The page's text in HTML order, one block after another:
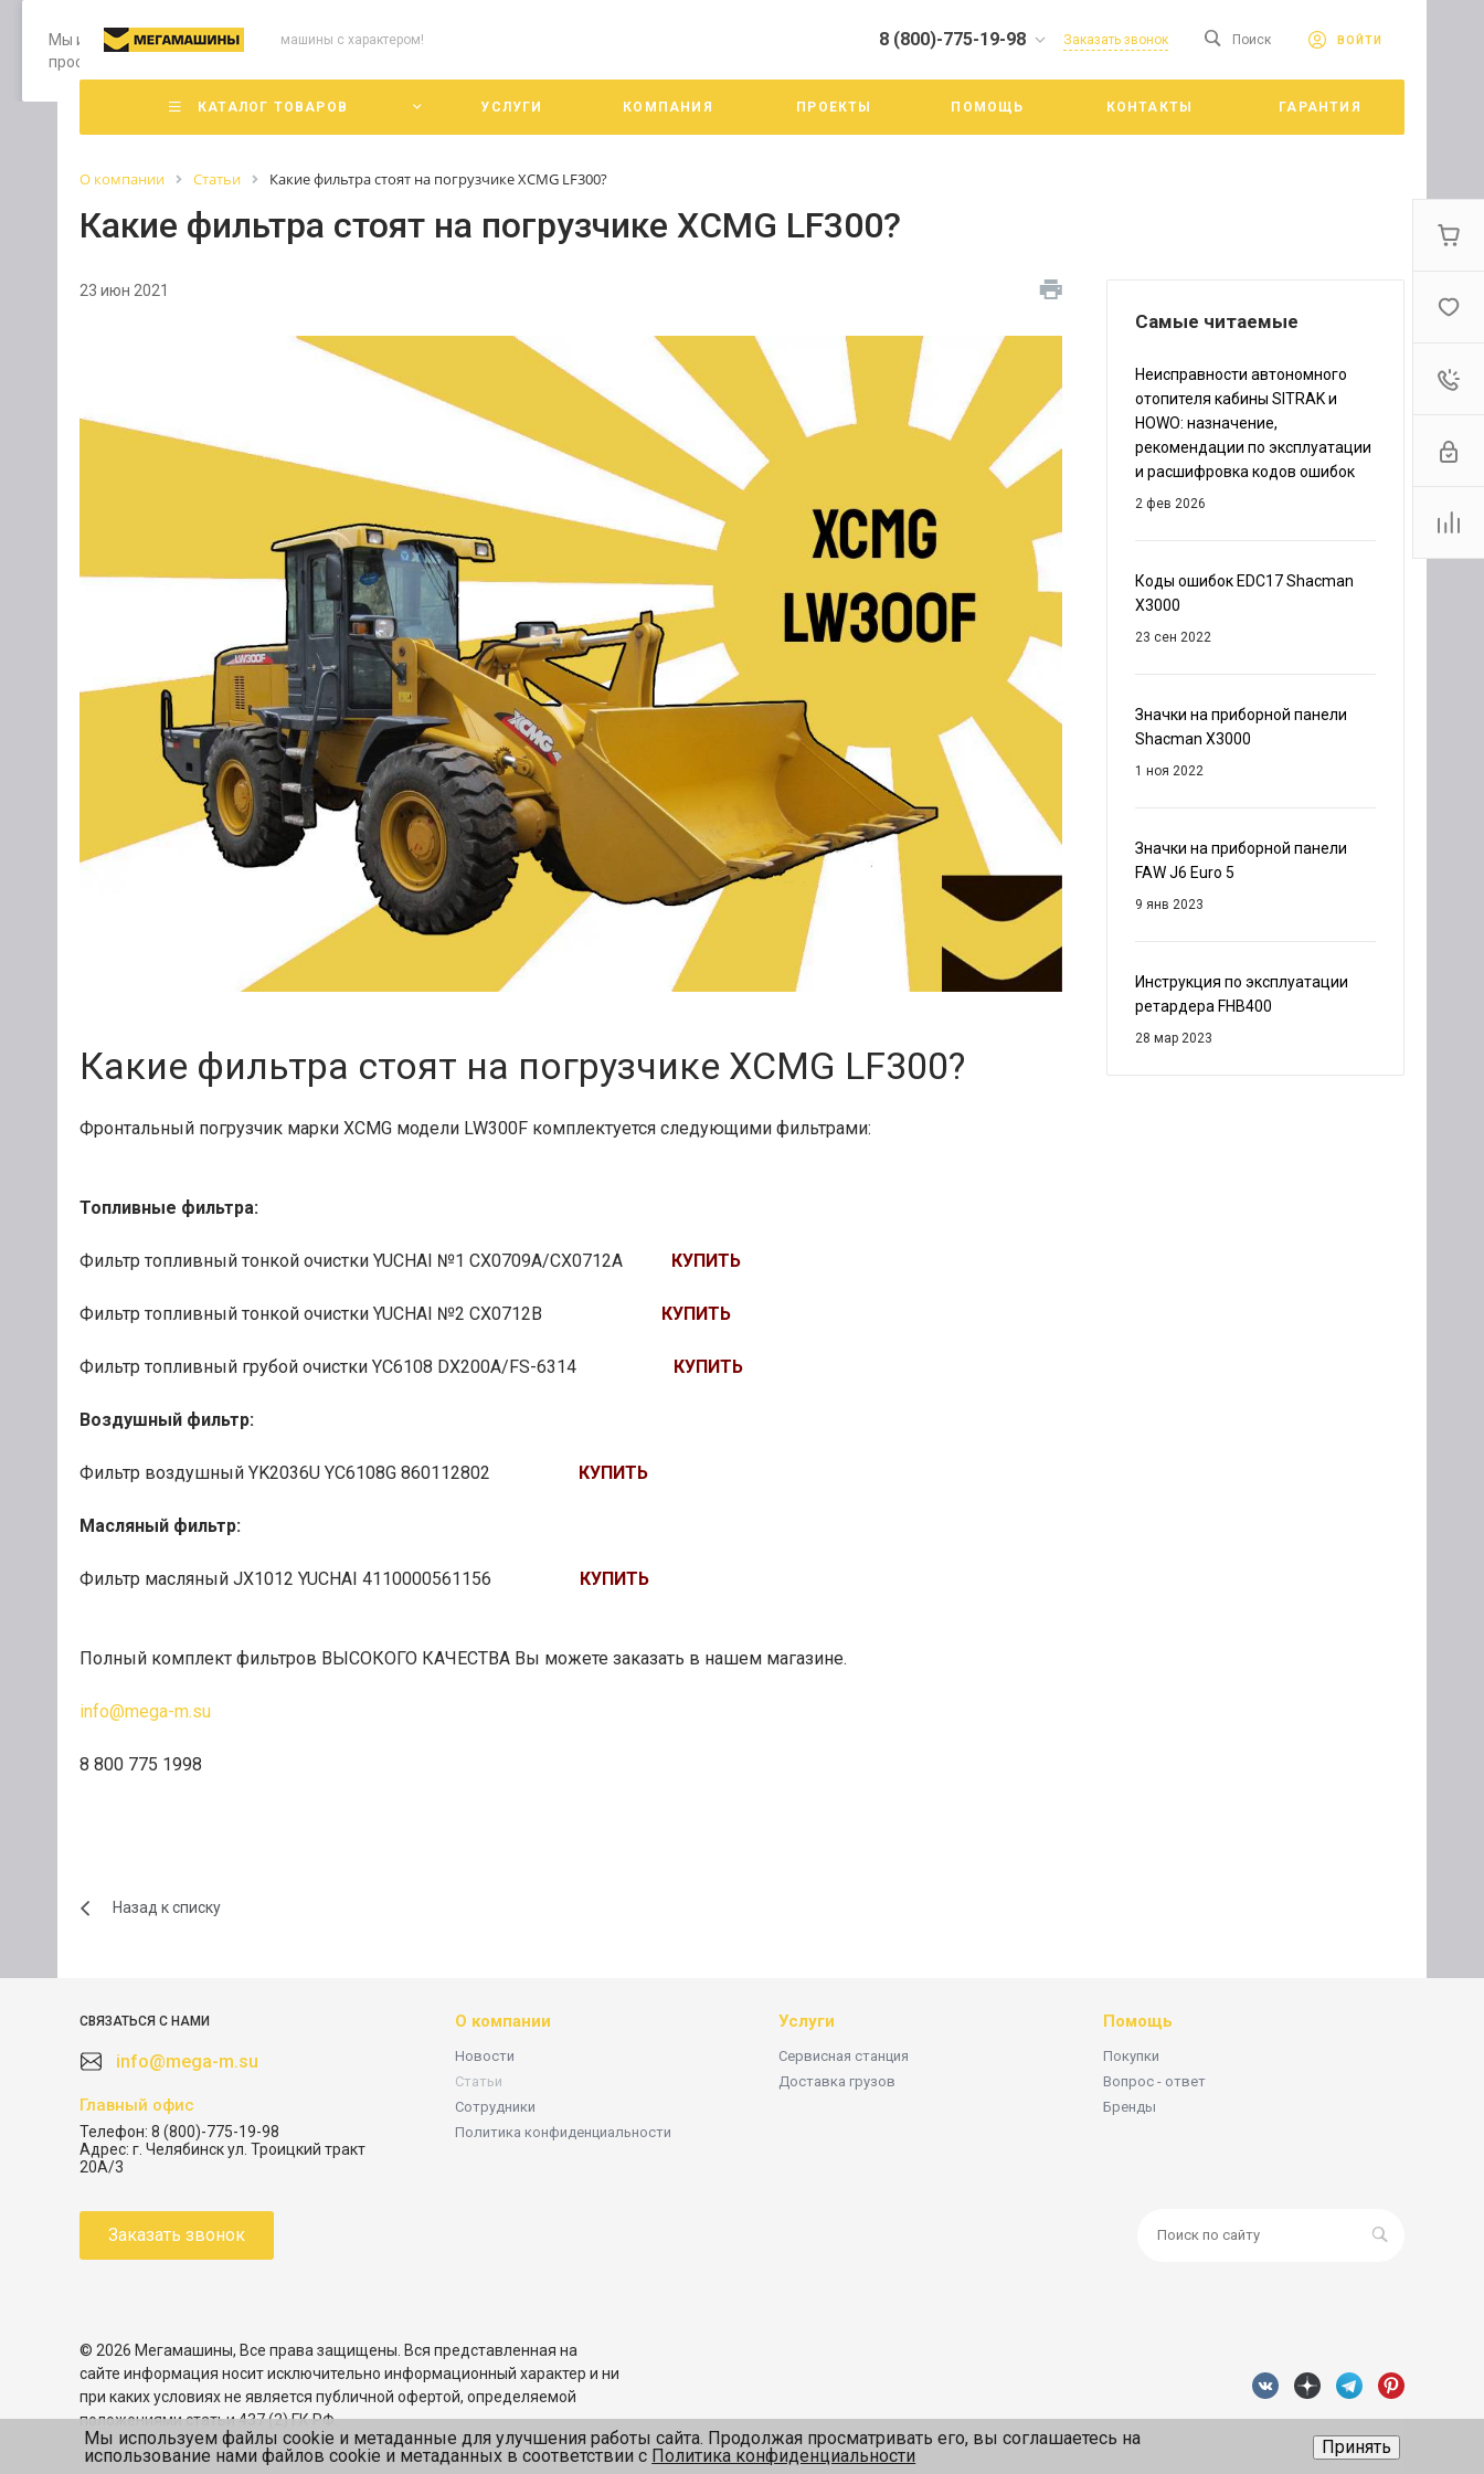
Мы используем файлы cookie, разработанные нашими специалистами и третьими лицами, для анализа событий на нашем веб-сайте. Продолжая
просмотр страниц нашего сайта, вы принимаете условия его использования. Более подробные сведения смотрите в Политике конфиденциальности
Принять
машины с характером! 8 (800)-775-19-98
г. Челябинск ул. Троицкий
тракт 20А/3
Заказать звонок Поиск ВОЙТИ
КАТАЛОГ ТОВАРОВ УСЛУГИ КОМПАНИЯ ПРОЕКТЫ ПОМОЩЬ КОНТАКТЫ ГАРАНТИЯ
О компании Статьи Какие фильтра стоят на погрузчике XCMG LF300?
Какие фильтра стоят на погрузчике XCMG LF300?
Самые читаемые
Неисправности автономного
отопителя кабины SITRAK и
HOWO: назначение,
рекомендации по эксплуатации
и расшифровка кодов ошибок
2 фев 2026
Коды ошибок EDC17 Shacman
X3000
23 сен 2022
Значки на приборной панели
Shacman X3000
1 ноя 2022
Значки на приборной панели
FAW J6 Euro 5
9 янв 2023
Инструкция по эксплуатации
ретардера FHB400
28 мар 2023
23 июн 2021
Какие фильтра стоят на погрузчике XCMG LF300?
Фронтальный погрузчик марки XCMG модели LW300F комплектуется следующими фильтрами:
Топливные фильтра:
Фильтр топливный тонкой очистки YUCHAI №1 CX0709A/CX0712A КУПИТЬ
Фильтр топливный тонкой очистки YUCHAI №2 CX0712B КУПИТЬ
Фильтр топливный грубой очистки YC6108 DX200A/FS-6314 КУПИТЬ
Воздушный фильтр:
Фильтр воздушный YK2036U YC6108G 860112802 КУПИТЬ
Масляный фильтр:
Фильтр масляный JX1012 YUCHAI 4110000561156 КУПИТЬ
Полный комплект фильтров ВЫСОКОГО КАЧЕСТВА Вы можете заказать в нашем магазине.
info@mega-m.su
8 800 775 1998
Назад к списку
СВЯЗАТЬСЯ С НАМИ
info@mega-m.su
Главный офис
Телефон: 8 (800)-775-19-98
Адрес: г. Челябинск ул. Троицкий тракт
20А/3
О компании
Новости
Статьи
Сотрудники
Политика конфиденциальности
Услуги
Сервисная станция
Доставка грузов
Помощь
Покупки
Вопрос - ответ
Бренды
Заказать звонок
© 2026 Мегамашины, Все права защищены. Вся представленная на
сайте информация носит исключительно информационный характер и ни
при каких условиях не является публичной офертой, определяемой
положениями статьи 437 (2) ГК РФ.
Мы используем файлы cookie и метаданные для улучшения работы сайта. Продолжая просматривать его, вы соглашаетесь на
использование нами файлов cookie и метаданных в соответствии с Политика конфиденциальности Принять